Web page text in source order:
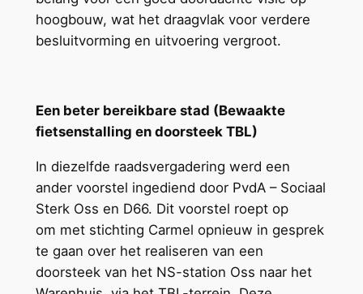
hoogbouw, wat het draagvlak voor verdere
besluitvorming en uitvoering vergroot.
Een beter bereikbare stad (Bewaakte
fietsenstalling en doorsteek TBL)
In diezelfde raadsvergadering werd een
ander voorstel ingediend door PvdA – Sociaal
Sterk Oss en D66. Dit voorstel roept op
om met stichting Carmel opnieuw in gesprek
te gaan over het realiseren van een
doorsteek van het NS-station Oss naar het